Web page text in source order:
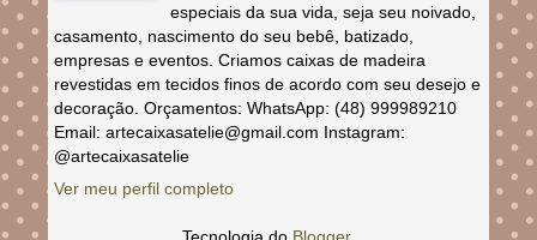
especiais da sua vida, seja seu noivado,
casamento, nascimento do seu bebê, batizado,
empresas e eventos. Criamos caixas de madeira
revestidas em tecidos finos de acordo com seu desejo e
decoração. Orçamentos: WhatsApp: (48) 999989210
Email: artecaixasatelie@gmail.com Instagram:
@artecaixasatelie
Ver meu perfil completo